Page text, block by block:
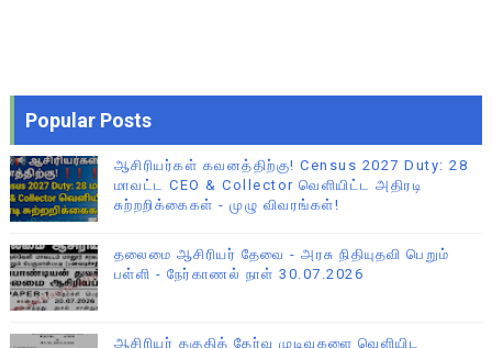
Popular Posts
ஆசிரியர்கள் கவனத்திற்கு! Census 2027 Duty: 28
மாவட்ட CEO & Collector வெளியிட்ட அதிரடி
சுற்றறிக்கைகள் - முழு விவரங்கள்!
தலைமை ஆசிரியர் தேவை - அரசு நிதியுதவி பெறும்
பள்ளி - நேர்காணல் நாள் 30.07.2026
ஆசிரியர் தகுதித் தேர்வு முடிவுகளை வெளியிட